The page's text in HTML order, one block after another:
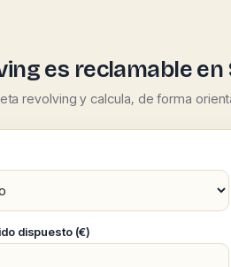
es reclamable en
revolving y calcula, de forma
dispuesto (€)